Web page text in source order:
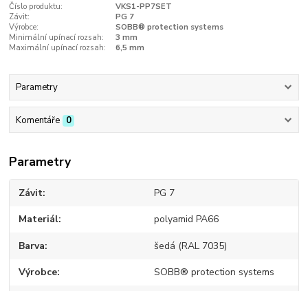
Číslo produktu:
VKS1-PP7SET
Závit:
PG 7
Výrobce:
SOBB® protection systems
Minimální upínací rozsah:
3 mm
Maximální upínací rozsah:
6,5 mm
Parametry
Komentáře 0
Parametry
Závit PG 7
Materiál polyamid PA66
Barva šedá (RAL 7035)
Výrobce SOBB® protection systems